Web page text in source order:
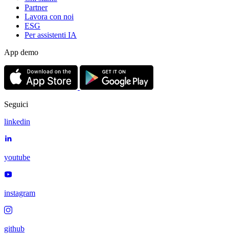
Partner
Lavora con noi
ESG
Per assistenti IA
App demo
Seguici
linkedin
youtube
instagram
github